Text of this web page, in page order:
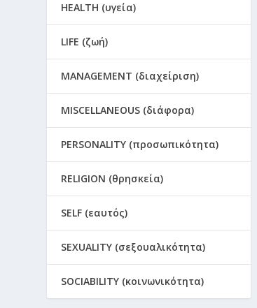
HEALTH (υγεία)
LIFE (ζωή)
MANAGEMENT (διαχείριση)
MISCELLANEOUS (διάφορα)
PERSONALITY (προσωπικότητα)
RELIGION (θρησκεία)
SELF (εαυτός)
SEXUALITY (σεξουαλικότητα)
SOCIABILITY (κοινωνικότητα)